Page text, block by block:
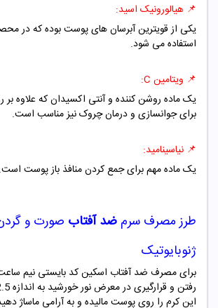
📌 هیالورونیک اسید:
یکی از قویترین آبرسان های پوست بوده که در
استفاده می شود.
📌 ویتامین C:
یک ماده روشن کننده و آنتی اکسیدان که علاوه
برای جوانسازی و درمان چروک نیز مناسب است.
📌 نیاسینامید:
یک ماده مهم برای جمع کردن منافذ باز پوست است.
طرز مصرف سرم ضد آفتاب
ژنوبایوتیک
برای مصرف ضد آفتاب اسکین کد بایستی نیم
این کرم را روی پوست مالیده و به آرامی ماساژ